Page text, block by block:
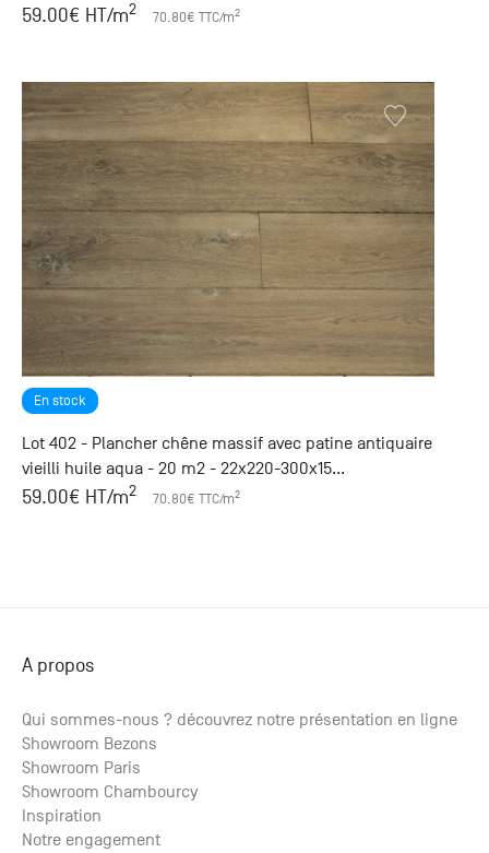
59.00€ HT/m2 70.80€ TTC/m2
En stock
Lot 402 - Plancher chêne massif avec patine antiquaire
vieilli huile aqua - 20 m2 - 22x220-300x15...
59.00€ HT/m2 70.80€ TTC/m2
A propos
Qui sommes-nous ? découvrez notre présentation en ligne
Showroom Bezons
Showroom Paris
Showroom Chambourcy
Inspiration
Notre engagement